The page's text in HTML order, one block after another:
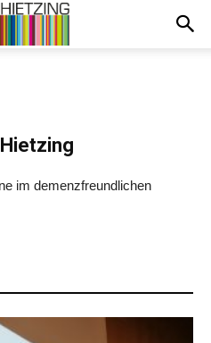
im demenzfreundlichen